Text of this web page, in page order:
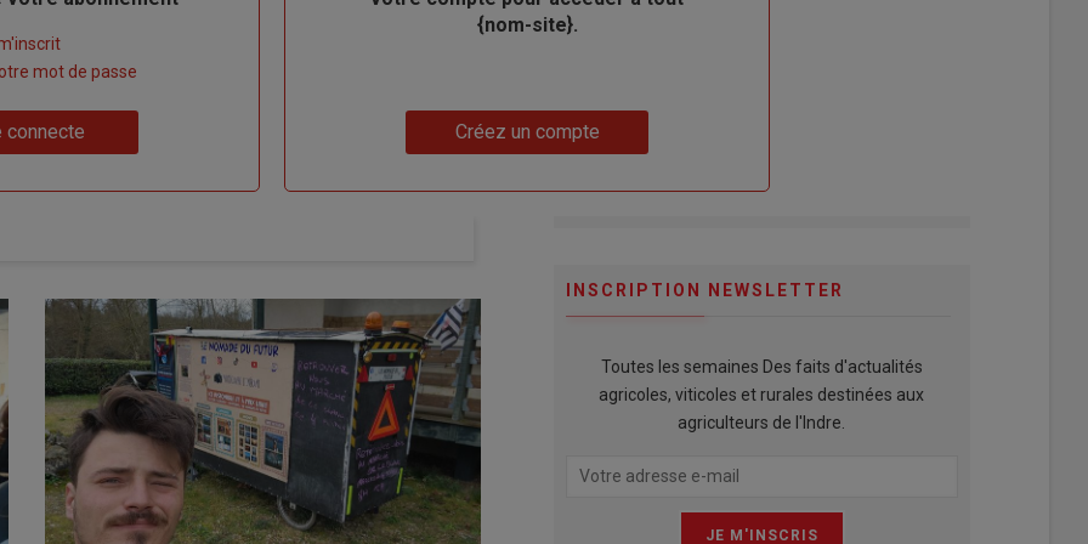
mot de passe
connecte
{nom-site}.
Créez un compte
INSCRIPTION NEWSLETTER
Toutes les semaines Des faits d'actualités
agricoles, viticoles et rurales destinées aux
agriculteurs de l'Indre.